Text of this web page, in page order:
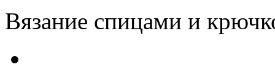
Вязание спицами и